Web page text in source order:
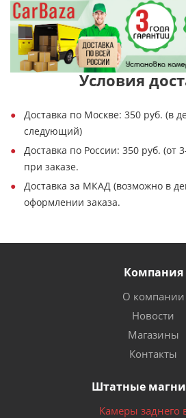
Условия
Доставка по Москве: 350 руб. (в
следующий)
Доставка по России: 350 руб. (от
при заказе.
Доставка за МКАД (возможно в
оформлении заказа.
Компания
О компании
Новости
Магазины
Контакты
Штатные
Камеры заднего